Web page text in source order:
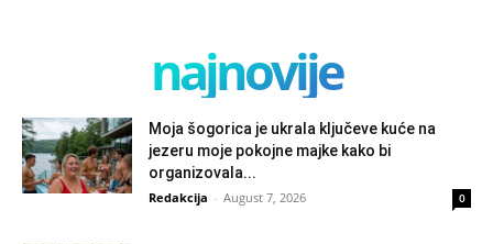
najnovije
Moja šogorica je ukrala ključeve kuće na
jezeru moje pokojne majke kako bi
organizovala...
Redakcija - August 7, 2026 0